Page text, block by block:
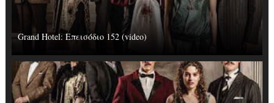
Grand Hotel: Επεισόδιο 152 (video)